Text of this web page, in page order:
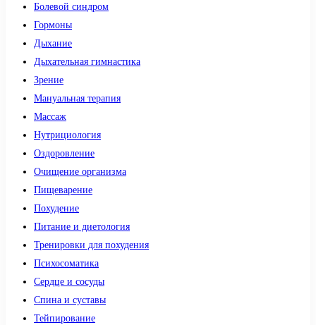
Болевой синдром
Гормоны
Дыхание
Дыхательная гимнастика
Зрение
Мануальная терапия
Массаж
Нутрициология
Оздоровление
Очищение организма
Пищеварение
Похудение
Питание и диетология
Тренировки для похудения
Психосоматика
Сердце и сосуды
Спина и суставы
Тейпирование